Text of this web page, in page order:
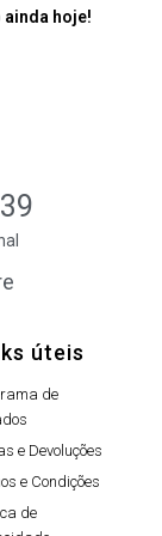
hoje!
úteis
de
e Devoluções
e Condições
de